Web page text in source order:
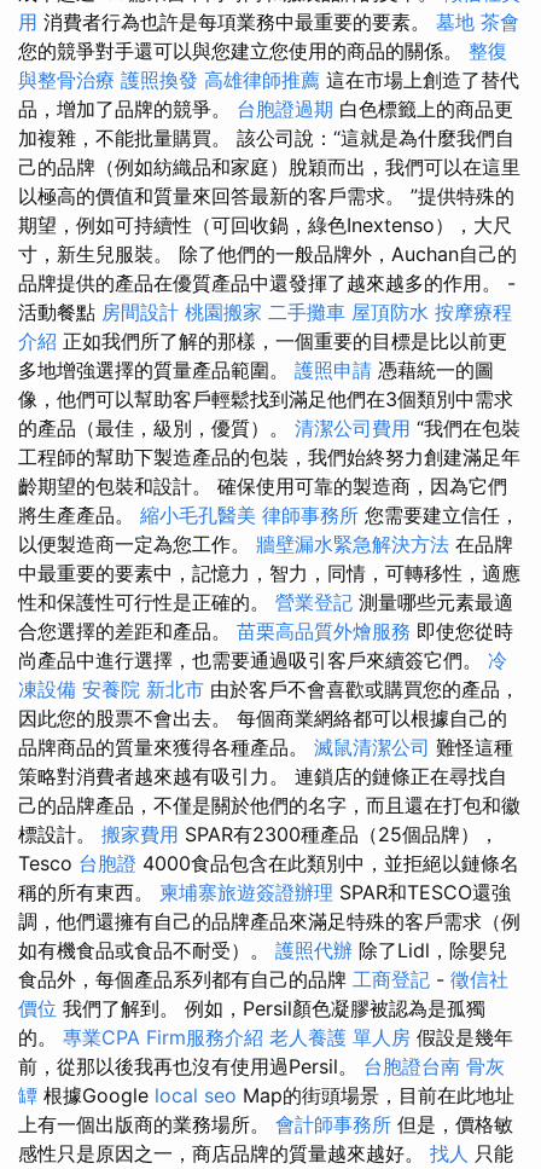
用 消費者行為也許是每項業務中最重要的要素。 墓地 茶會
您的競爭對手還可以與您建立您使用的商品的關係。 整復
與整骨治療 護照換發 高雄律師推薦 這在市場上創造了替代
品，增加了品牌的競爭。 台胞證過期 白色標籤上的商品更
加複雜，不能批量購買。 該公司說：“這就是為什麼我們自
己的品牌（例如紡織品和家庭）脫穎而出，我們可以在這里
以極高的價值和質量來回答最新的客戶需求。 ”提供特殊的
期望，例如可持續性（可回收鍋，綠色Inextenso），大尺
寸，新生兒服裝。 除了他們的一般品牌外，Auchan自己的
品牌提供的產品在優質產品中還發揮了越來越多的作用。 -
活動餐點 房間設計 桃園搬家 二手攤車 屋頂防水 按摩療程
介紹 正如我們所了解的那樣，一個重要的目標是比以前更
多地增強選擇的質量產品範圍。 護照申請 憑藉統一的圖
像，他們可以幫助客戶輕鬆找到滿足他們在3個類別中需求
的產品（最佳，級別，優質）。 清潔公司費用 “我們在包裝
工程師的幫助下製造產品的包裝，我們始終努力創建滿足年
齡期望的包裝和設計。 確保使用可靠的製造商，因為它們
將生產產品。 縮小毛孔醫美 律師事務所 您需要建立信任，
以便製造商一定為您工作。 牆壁漏水緊急解決方法 在品牌
中最重要的要素中，記憶力，智力，同情，可轉移性，適應
性和保護性可行性是正確的。 營業登記 測量哪些元素最適
合您選擇的差距和產品。 苗栗高品質外燴服務 即使您從時
尚產品中進行選擇，也需要通過吸引客戶來續簽它們。 冷
凍設備 安養院 新北市 由於客戶不會喜歡或購買您的產品，
因此您的股票不會出去。 每個商業網絡都可以根據自己的
品牌商品的質量來獲得各種產品。 滅鼠清潔公司 難怪這種
策略對消費者越來越有吸引力。 連鎖店的鏈條正在尋找自
己的品牌產品，不僅是關於他們的名字，而且還在打包和徽
標設計。 搬家費用 SPAR有2300種產品（25個品牌），
Tesco 台胞證 4000食品包含在此類別中，並拒絕以鏈條名
稱的所有東西。 柬埔寨旅遊簽證辦理 SPAR和TESCO還強
調，他們還擁有自己的品牌產品來滿足特殊的客戶需求（例
如有機食品或食品不耐受）。 護照代辦 除了Lidl，除嬰兒
食品外，每個產品系列都有自己的品牌 工商登記 - 徵信社
價位 我們了解到。 例如，Persil顏色凝膠被認為是孤獨
的。 專業CPA Firm服務介紹 老人養護 單人房 假設是幾年
前，從那以後我再也沒有使用過Persil。 台胞證台南 骨灰
罈 根據Google local seo Map的街頭場景，目前在此地址
上有一個出版商的業務場所。 會計師事務所 但是，價格敏
感性只是原因之一，商店品牌的質量越來越好。 找人 只能